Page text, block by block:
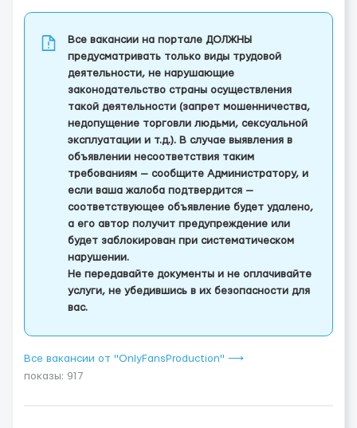
Все вакансии на портале ДОЛЖНЫ
предусматривать только виды трудовой
деятельности, не нарушающие
законодательство страны осуществления
такой деятельности (запрет мошенничества,
недопущение торговли людьми, сексуальной
эксплуатации и т.д.). В случае выявления в
объявлении несоответствия таким
требованиям — сообщите Администратору, и
если ваша жалоба подтвердится —
соответствующее объявление будет удалено,
а его автор получит предупреждение или
будет заблокирован при систематическом
нарушении.
Не передавайте документы и не оплачивайте
услуги, не убедившись в их безопасности для
вас.
Все вакансии от "OnlyFansProduction" ⟶
показы: 917